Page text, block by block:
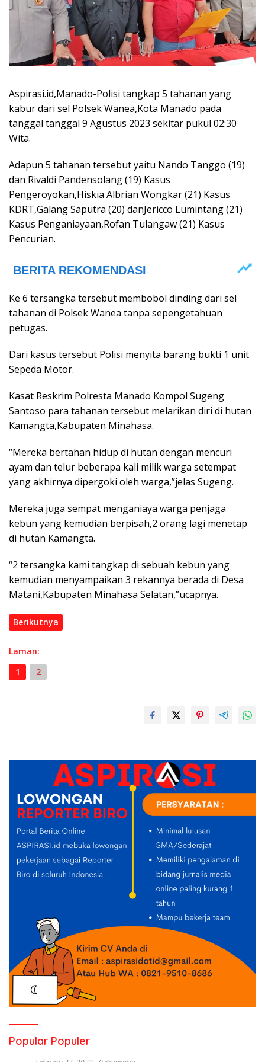
Aspirasi.id,Manado-Polisi tangkap 5 tahanan yang
kabur dari sel Polsek Wanea,Kota Manado pada
tanggal tanggal 9 Agustus 2023 sekitar pukul 02:30
Wita.
Adapun 5 tahanan tersebut yaitu Nando Tanggo (19)
dan Rivaldi Pandensolang (19) Kasus
Pengeroyokan,Hiskia Albrian Wongkar (21) Kasus
KDRT,Galang Saputra (20) danJericco Lumintang (21)
Kasus Penganiayaan,Rofan Tulangaw (21) Kasus
Pencurian.
Ke 6 tersangka tersebut membobol dinding dari sel
tahanan di Polsek Wanea tanpa sepengetahuan
petugas.
Dari kasus tersebut Polisi menyita barang bukti 1 unit
Sepeda Motor.
Kasat Reskrim Polresta Manado Kompol Sugeng
Santoso para tahanan tersebut melarikan diri di hutan
Kamangta,Kabupaten Minahasa.
“Mereka bertahan hidup di hutan dengan mencuri
ayam dan telur beberapa kali milik warga setempat
yang akhirnya dipergoki oleh warga,”jelas Sugeng.
Mereka juga sempat menganiaya warga penjaga
kebun yang kemudian berpisah,2 orang lagi menetap
di hutan Kamangta.
“2 tersangka kami tangkap di sebuah kebun yang
kemudian menyampaikan 3 rekannya berada di Desa
Matani,Kabupaten Minahasa Selatan,”ucapnya.
Berikutnya
Laman:
1
2
Popular Populer